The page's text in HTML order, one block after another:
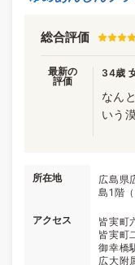
総合評価
最新の
評価
34歳
なん
いう
所在地
広島県
島1階
アクセス
皆実町
皆実町
御幸橋
広大附